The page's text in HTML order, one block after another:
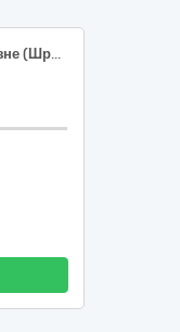
Офісне устаткування та приладдя різне (Шредер)